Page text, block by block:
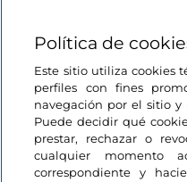
Estamos en contacto
Política de
Este sitio utiliza cookies
perfiles con fines
navegación por el sitio y
Puede decidir qué
prestar, rechazar o
cualquier momento
correspondiente y